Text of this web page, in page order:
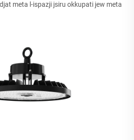
meta l-ispazji jsiru okkupati jew meta